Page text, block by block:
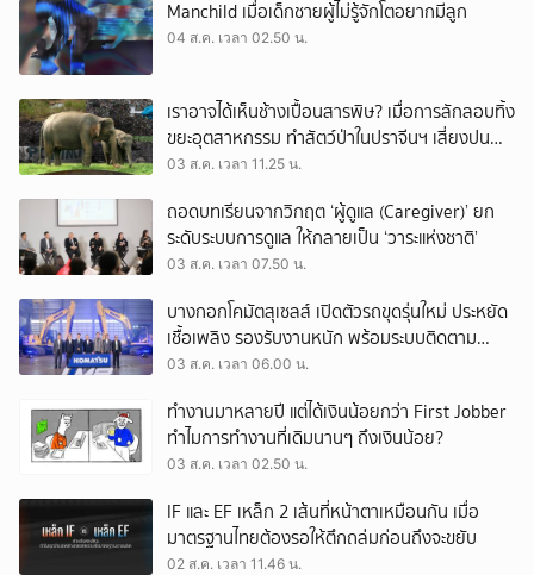
Manchild เมื่อเด็กชายผู้ไม่รู้จักโตอยากมีลูก
04 ส.ค. เวลา 02.50 น.
เราอาจได้เห็นช้างเปื้อนสารพิษ? เมื่อการลักลอบทิ้ง
ขยะอุตสาหกรรม ทำสัตว์ป่าในปราจีนฯ เสี่ยงปน
เปื้อน
03 ส.ค. เวลา 11.25 น.
ถอดบทเรียนจากวิกฤต ‘ผู้ดูแล (Caregiver)’ ยก
ระดับระบบการดูแล ให้กลายเป็น ‘วาระแห่งชาติ’
03 ส.ค. เวลา 07.50 น.
บางกอกโคมัตสุเซลส์ เปิดตัวรถขุดรุ่นใหม่ ประหยัด
เชื้อเพลิง รองรับงานหนัก พร้อมระบบติดตาม
เครื่องจักรผ่านดาวเทียม
03 ส.ค. เวลา 06.00 น.
ทำงานมาหลายปี แต่ได้เงินน้อยกว่า First Jobber
ทำไมการทำงานที่เดิมนานๆ ถึงเงินน้อย?
03 ส.ค. เวลา 02.50 น.
IF และ EF เหล็ก 2 เส้นที่หน้าตาเหมือนกัน เมื่อ
มาตรฐานไทยต้องรอให้ตึกถล่มก่อนถึงจะขยับ
02 ส.ค. เวลา 11.46 น.